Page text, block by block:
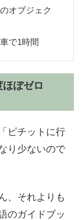
オブジェク
で1時間
ぼゼロ
ピチットに行
り少ないので
、それよりも
のガイドブッ